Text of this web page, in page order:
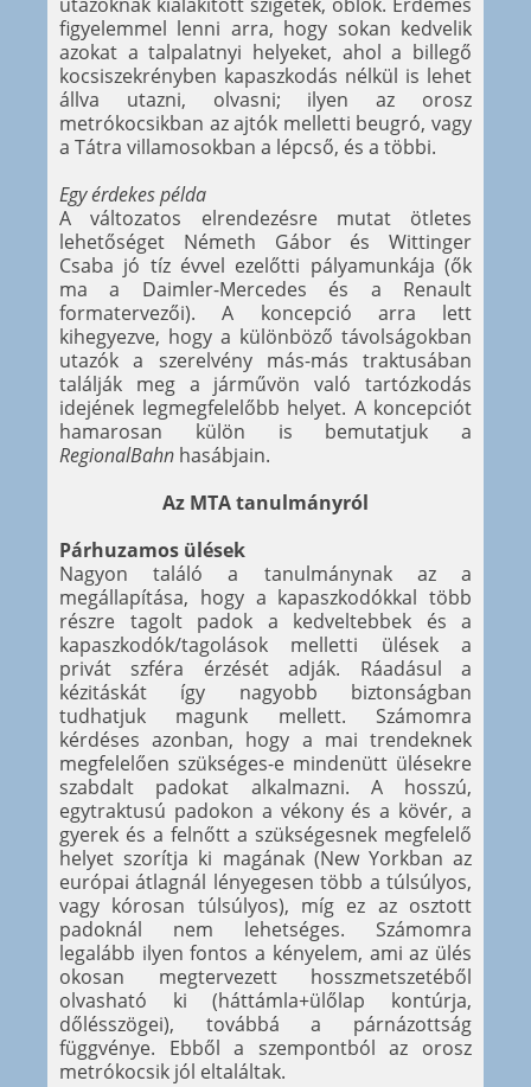
figyelemmel lenni arra, hogy sokan kedvelik
azokat a talpalatnyi helyeket, ahol a billegő
kocsiszekrényben kapaszkodás nélkül is lehet
állva utazni, olvasni; ilyen az orosz
metrókocsikban az ajtók melletti beugró, vagy
a Tátra villamosokban a lépcső, és a többi.
Egy érdekes példa
A változatos elrendezésre mutat ötletes
lehetőséget Németh Gábor és Wittinger
Csaba jó tíz évvel ezelőtti pályamunkája (ők
ma a Daimler-Mercedes és a Renault
formatervezői). A koncepció arra lett
kihegyezve, hogy a különböző távolságokban
utazók a szerelvény más-más traktusában
találják meg a járművön való tartózkodás
idejének legmegfelelőbb helyet. A koncepciót
hamarosan külön is bemutatjuk a
RegionalBahn hasábjain.
Az MTA tanulmányról
Párhuzamos ülések
Nagyon találó a tanulmánynak az a
megállapítása, hogy a kapaszkodókkal több
részre tagolt padok a kedveltebbek és a
kapaszkodók/tagolások melletti ülések a
privát szféra érzését adják. Ráadásul a
kézitáskát így nagyobb biztonságban
tudhatjuk magunk mellett. Számomra
kérdéses azonban, hogy a mai trendeknek
megfelelően szükséges-e mindenütt ülésekre
szabdalt padokat alkalmazni. A hosszú,
egytraktusú padokon a vékony és a kövér, a
gyerek és a felnőtt a szükségesnek megfelelő
helyet szorítja ki magának (New Yorkban az
európai átlagnál lényegesen több a túlsúlyos,
vagy kórosan túlsúlyos), míg ez az osztott
padoknál nem lehetséges. Számomra
legalább ilyen fontos a kényelem, ami az ülés
okosan megtervezett hosszmetszetéből
olvasható ki (háttámla+ülőlap kontúrja,
dőlésszögei), továbbá a párnázottság
függvénye. Ebből a szempontból az orosz
metrókocsik jól eltaláltak.